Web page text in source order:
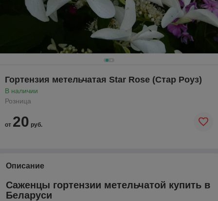
Гортензия метельчатая Star Rose (Стар Роуз)
В наличии
Розница
от 20 руб.
Описание
Саженцы гортензии метельчатой купить в
Беларуси